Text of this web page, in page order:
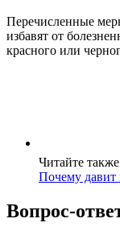
Перечисленные
избавят от
красного или
Читайте
Почему давит
Вопрос-